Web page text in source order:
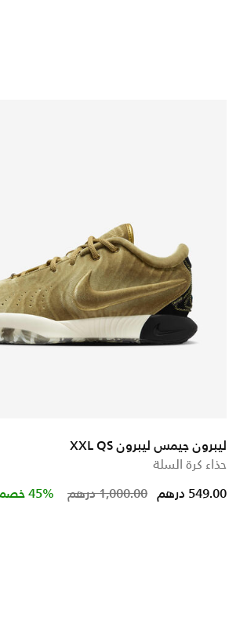
ليبرون جيمس ليبرون XXL QS
حذاء كرة السلة
Price reduced from1,000.00 درهمto 549.00 درهم 45% خصم